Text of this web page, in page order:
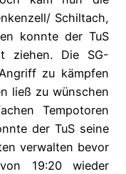
Schiltach,
konnte der TuS
ziehen. Die SG-
zu kämpfen
ließ zu wünschen
Tempotoren
der TuS seine
verwalten bevor
19:20 wieder